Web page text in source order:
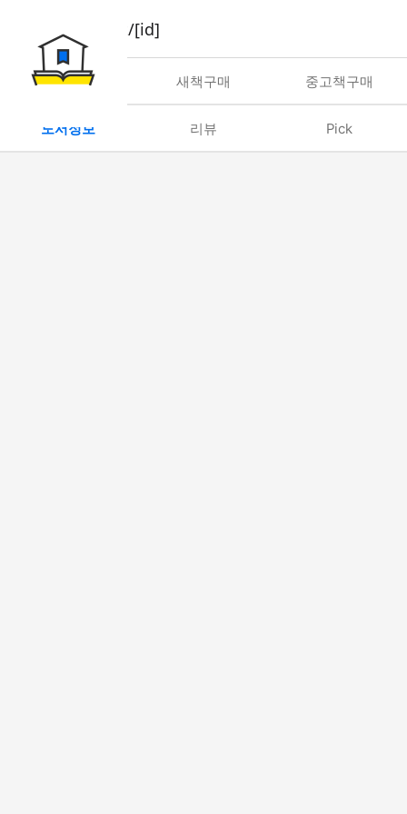
book/rent/[id]
대여 새책구매 중고책구매
도서정보 리뷰 Pick